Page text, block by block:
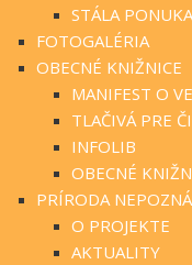
STÁLA PONUKA
FOTOGALÉRIA
OBECNÉ KNIŽNICE
MANIFEST O
TLAČIVÁ PRE
INFOLIB
OBECNÉ
PRÍRODA
O PROJEKTE
AKTUALITY